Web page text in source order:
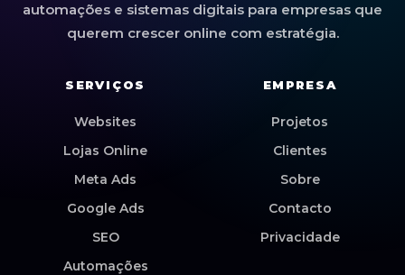
automações e sistemas digitais para empresas que
querem crescer online com estratégia.
SERVIÇOS
Websites
Lojas Online
Meta Ads
Google Ads
SEO
Automações
EMPRESA
Projetos
Clientes
Sobre
Contacto
Privacidade